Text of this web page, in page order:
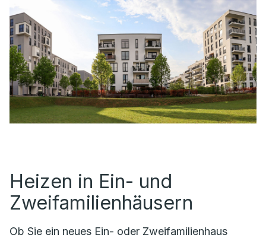
Heizen in Ein- und
Zweifamilienhäusern
Ob Sie ein neues Ein- oder Zweifamilienhaus